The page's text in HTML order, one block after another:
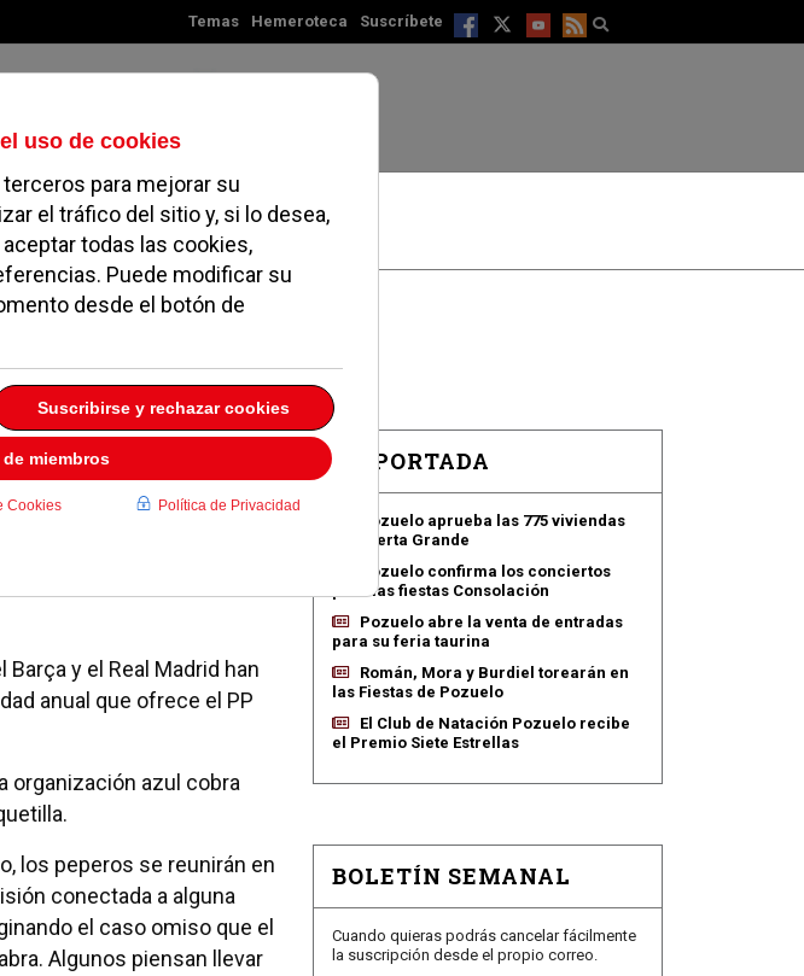
Temas Hemeroteca Suscríbete
de 2026
MAGAZINE SERVICIOS
Pozuelo
y el Real Madrid han
anual que ofrece el PP
organización azul cobra
los peperos se reunirán en
conectada a alguna
el caso omiso que el
Algunos piensan llevar
EN PORTADA
Pozuelo aprueba las 775 viviendas
de Huerta Grande
Pozuelo confirma los conciertos
para las fiestas Consolación
Pozuelo abre la venta de entradas
para su feria taurina
Román, Mora y Burdiel torearán en
las Fiestas de Pozuelo
El Club de Natación Pozuelo recibe
el Premio Siete Estrellas
BOLETÍN SEMANAL
Cuando quieras podrás cancelar fácilmente
la suscripción desde el propio correo.